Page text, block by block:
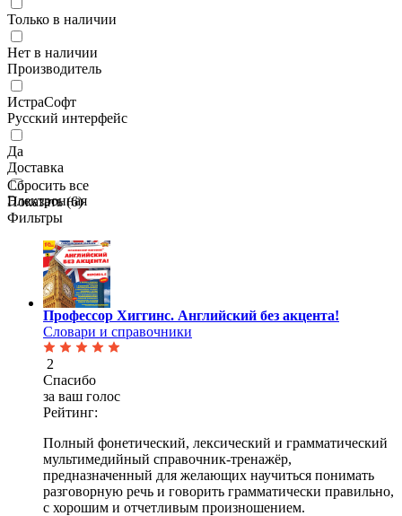
Только в наличии
Нет в наличии
Производитель
ИстраСофт
Русский интерфейс
Да
Доставка
Электронная
Сбросить все
Показать (6)
Фильтры
Профессор Хиггинс. Английский без акцента!
Словари и справочники
2
Спасибо
за ваш голос
Рейтинг:
Полный фонетический, лексический и грамматический
мультимедийный справочник-тренажёр,
предназначенный для желающих научиться понимать
разговорную речь и говорить грамматически правильно,
с хорошим и отчетливым произношением.